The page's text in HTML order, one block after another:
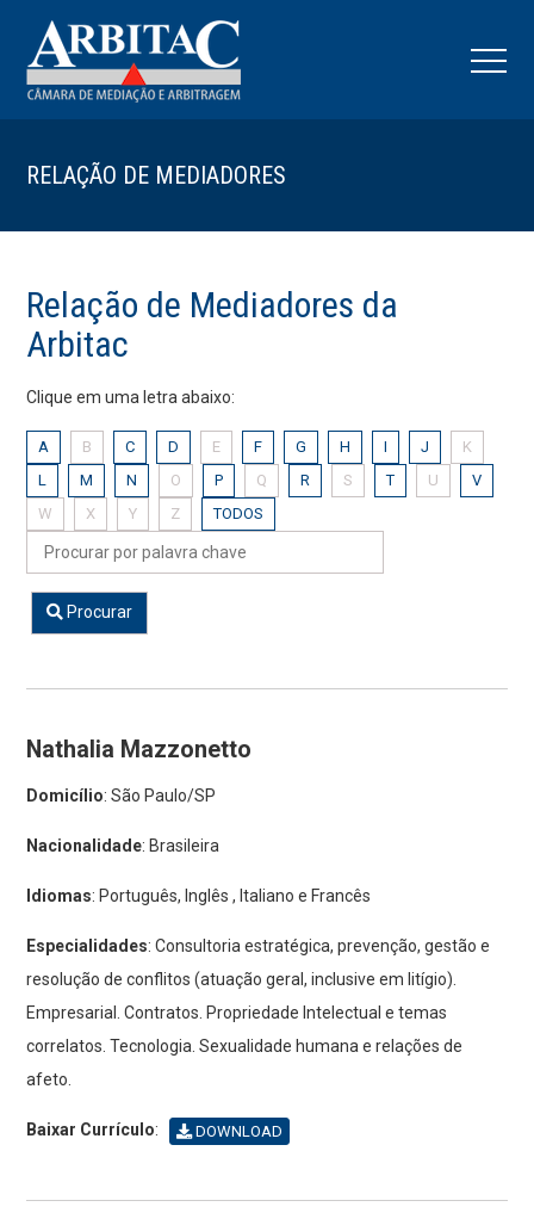
RELAÇÃO DE MEDIADORES
Relação de Mediadores da
Arbitac
Clique em uma letra abaixo:
A B C D E F G H I J
K
L
M N O P Q R S T U
V
W
X Y Z TODOS
Procurar
Nathalia Mazzonetto
Domicílio: São Paulo/SP
Nacionalidade: Brasileira
Idiomas: Português, Inglês , Italiano e Francês
Especialidades: Consultoria estratégica, prevenção, gestão e
resolução de conflitos (atuação geral, inclusive em litígio).
Empresarial. Contratos. Propriedade Intelectual e temas
correlatos. Tecnologia. Sexualidade humana e relações de
afeto.
Baixar Currículo: DOWNLOAD